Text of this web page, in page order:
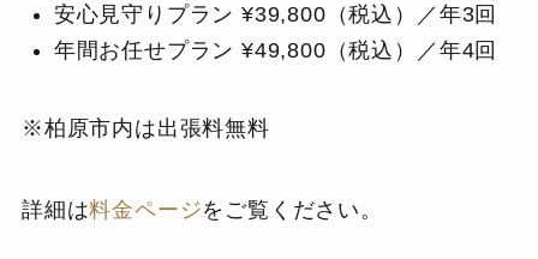
安心見守りプラン ¥39,800（税込）／年3回
年間お任せプラン ¥49,800（税込）／年4回
※柏原市内は出張料無料
詳細は料金ページをご覧ください。